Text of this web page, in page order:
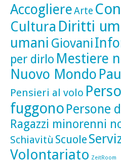
AccogliereArte
Cultura Diritti
umani Giovani
per dirlo Mestiere
Nuovo Mondo
Pensieri al volo
fuggono Persone
Ragazzi minorenni
Schiavitù Scuole
Volontariato ZeitRoom